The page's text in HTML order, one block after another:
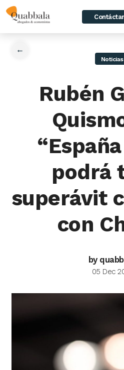
home / News
Rubén García-
←
Noticias
Rubén
podrá
superávit
con
by
05 Dec